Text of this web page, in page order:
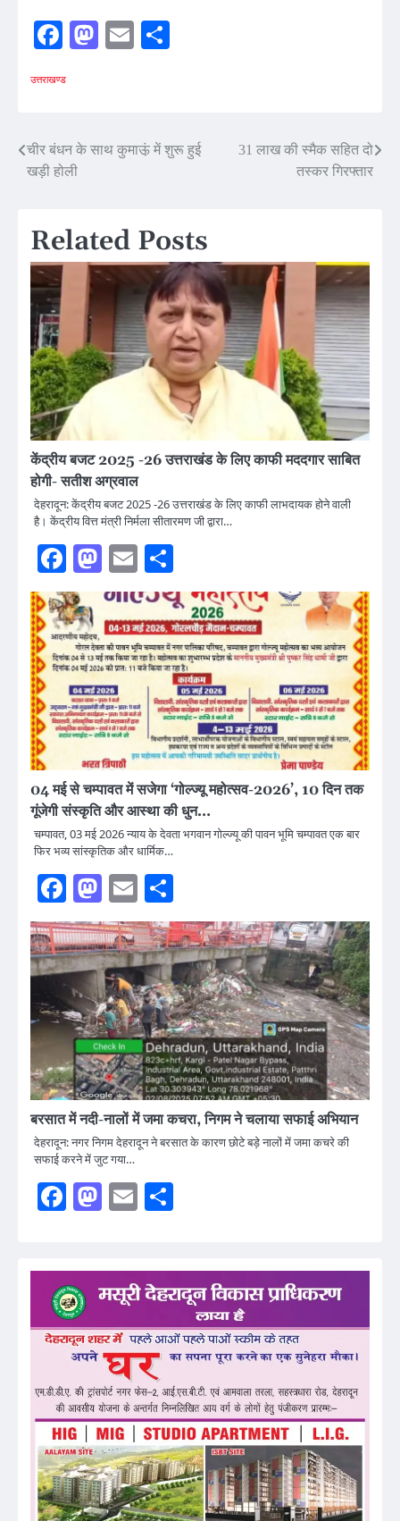
Facebook
Mastodon
Email
उत्तराखण्ड
Post
navigation
चीर बंधन के साथ कुमाऊ़ं में शुरू हुई
खड़ी होली
31 लाख की स्मैक सहित दो
तस्कर गिरफ्तार
Related Posts
केंद्रीय बजट 2025 -26 उत्तराखंड के लिए काफी मददगार साबित
होगी- सतीश अग्रवाल
देहरादून: केंद्रीय बजट 2025 -26 उत्तराखंड के लिए काफी लाभदायक होने वाली
है। केंद्रीय वित्त मंत्री निर्मला सीतारमण जी द्वारा…
Facebook
Mastodon
Email
04 मई से चम्पावत में सजेगा ‘गोल्ज्यू महोत्सव-2026’, 10 दिन तक
गूंजेगी संस्कृति और आस्था की धुन…
चम्पावत, 03 मई 2026 न्याय के देवता भगवान गोल्ज्यू की पावन भूमि चम्पावत एक बार
फिर भव्य सांस्कृतिक और धार्मिक…
Facebook
Mastodon
Email
बरसात में नदी-नालों में जमा कचरा, निगम ने चलाया सफाई अभियान
देहरादून: नगर निगम देहरादून ने बरसात के कारण छोटे बड़े नालों में जमा कचरे की
सफाई करने में जुट गया…
Facebook
Mastodon
Email